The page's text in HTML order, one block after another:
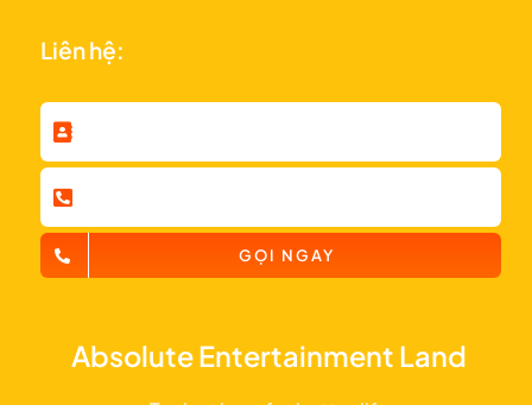
Absolute Entertainment Land
Liên hệ:
GỌI NGAY